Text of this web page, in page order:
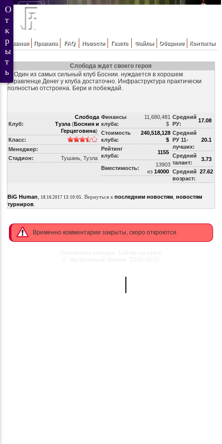
Главная Правила FAQ Новости Газета Файлы Общение Контакты
Слобода ждет своего героя
1. Один из самых сильный клуб Боснии. нуждается в хорошем
управленце.Денег у клуба достаточно. Инфраструктура практически
полностью отстроена. Бери и побеждай.
Клуб:
Слобода
Тузла(Босния и
Герцеговина)
Класс:
Менеджер:
Стадион:
Тушань, Тузла
Финансы
клуба:
11,680,481
$
Стоимость
клуба:
240,518,128
$
Рейтинг
клуба:
1155
Вместимость:
13903
из 14000
Средний
РУ:
17.08
Средний
РУ 11-
лучших:
20.1
Средний
талант:
3.73
Средний
возраст:
27.62
BiG Human, 18.10.2017 13:10:05 . Вернуться к последним новостям, новостям
турниров.
Временно комментарии закрыты, скоро откроются.